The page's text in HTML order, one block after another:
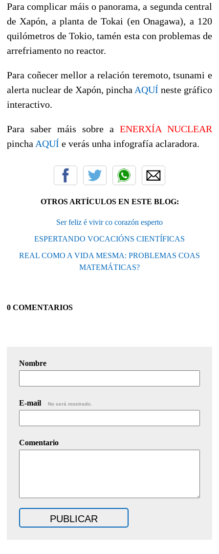
Para complicar máis o panorama, a segunda central
de Xapón, a planta de Tokai (en Onagawa), a 120
quilómetros de Tokio, tamén esta con problemas de
arrefriamento no reactor.
Para coñecer mellor a relación teremoto, tsunami e
alerta nuclear de Xapón, pincha AQUÍ neste gráfico
interactivo.
Para saber máis sobre a ENERXÍA NUCLEAR
pincha AQUÍ e verás unha infografía aclaradora.
OTROS ARTÍCULOS EN ESTE BLOG:
Ser feliz é vivir co corazón esperto
ESPERTANDO VOCACIÓNS CIENTÍFICAS
REAL COMO A VIDA MESMA: PROBLEMAS COAS
MATEMÁTICAS?
0 COMENTARIOS
Nombre
E-mail No será mostrado.
Comentario